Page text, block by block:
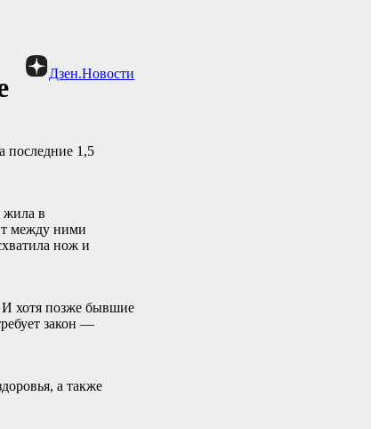
Дзен.Новости
последние 1,5
жила в
между ними
нож и
И хотя позже бывшие
закон —
а также